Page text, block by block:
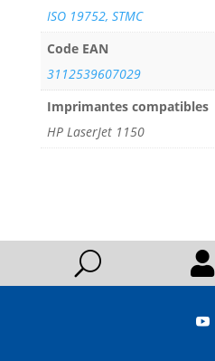
ISO 19752, STMC
Code EAN
3112539607029
Imprimantes compatibles
HP LaserJet 1150
U 
